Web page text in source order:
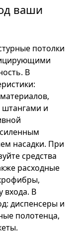
ваши
потолки
В
штангами и
насадки. При
средства
расходные
входа. В
диспенсеры и
полотенца,